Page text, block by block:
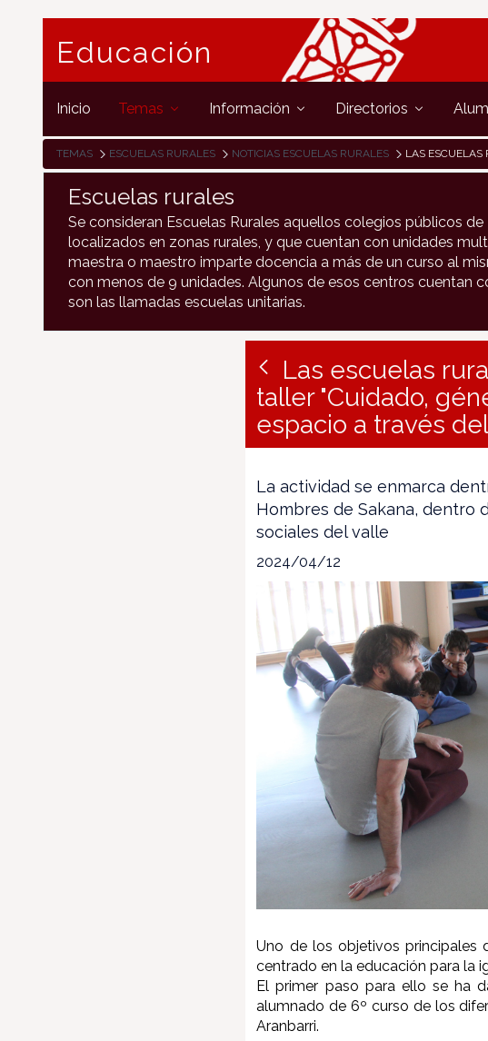
Educación
Inicio Temas Información Directorios
TEMAS ESCUELAS RURALES NOTICIAS ESCUELAS RURALES LAS ESCUELAS RURALES DE SAKANA HAN
Escuelas rurales
Se consideran Escuelas Rurales aquellos colegios públicos
localizados en zonas rurales, y que cuentan con unidades
maestra o maestro imparte docencia a más de un curso al
con menos de 9 unidades. Algunos de esos centros cuentan
son las llamadas escuelas unitarias.
Las escuelas
taller "Cuidado,
espacio a través
La actividad se enmarca
Hombres de Sakana, dentro
sociales del valle
2024/04/12
Uno de los objetivos principales
centrado en la educación para la
El primer paso para ello se ha
alumnado de 6º curso de los
Aranbarri.